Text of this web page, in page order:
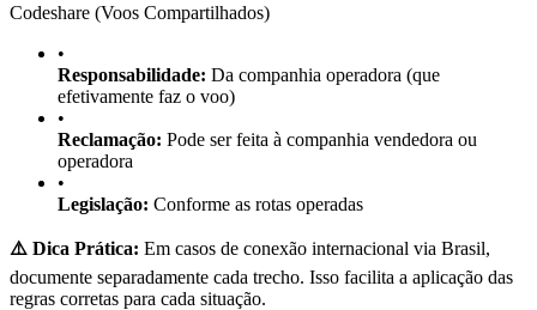
Codeshare (Voos Compartilhados)
•
Responsabilidade: Da companhia operadora (que
efetivamente faz o voo)
•
Reclamação: Pode ser feita à companhia vendedora ou
operadora
•
Legislação: Conforme as rotas operadas
⚠️ Dica Prática: Em casos de conexão internacional via Brasil,
documente separadamente cada trecho. Isso facilita a aplicação das
regras corretas para cada situação.